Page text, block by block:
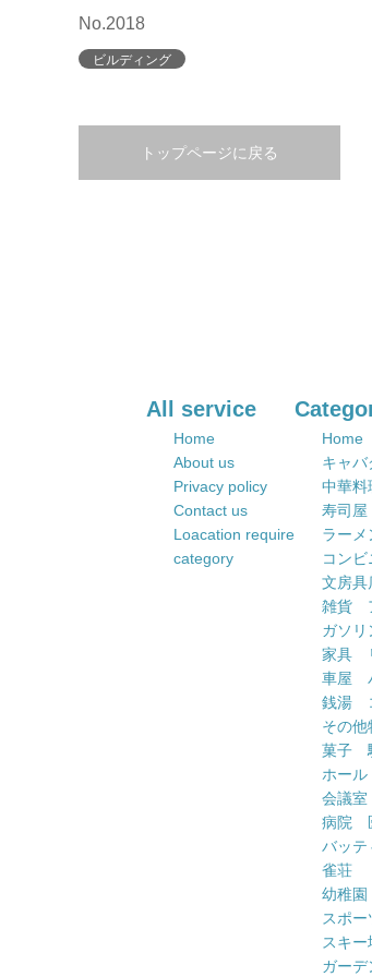
No.2018
ビルディング
トップページに戻る
All service
Home
About us
Privacy policy
Contact us
Loacation require
category
Home
キャ
中華料
寿司
ラーメ
コン
文房具
雑貨
ガソリ
家具
車屋
銭湯
その他
菓子
ホー
会議室
病院
バッテ
雀荘
幼稚
スポ
スキ
ガー